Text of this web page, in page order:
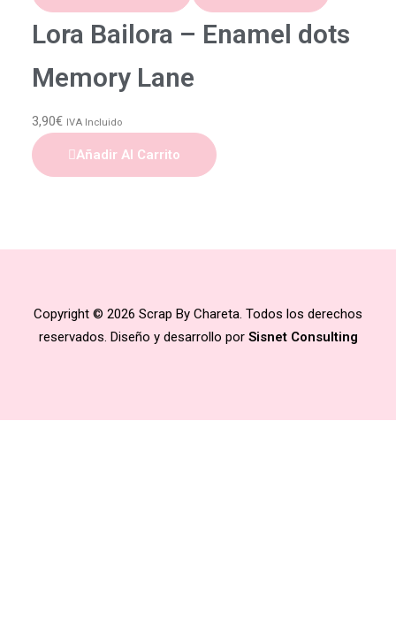
Lora Bailora – Enamel dots
Memory Lane
3,90€ IVA Incluido
Añadir Al Carrito
Copyright © 2026 Scrap By Chareta. Todos los derechos
reservados. Diseño y desarrollo por Sisnet Consulting